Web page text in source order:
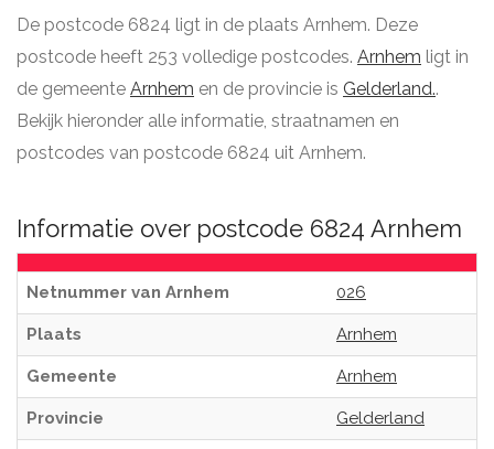
De postcode 6824 ligt in de plaats Arnhem. Deze
postcode heeft 253 volledige postcodes. Arnhem ligt in
de gemeente Arnhem en de provincie is Gelderland..
Bekijk hieronder alle informatie, straatnamen en
postcodes van postcode 6824 uit Arnhem.
Informatie over postcode 6824 Arnhem
Netnummer van Arnhem 026
Plaats Arnhem
Gemeente Arnhem
Provincie Gelderland